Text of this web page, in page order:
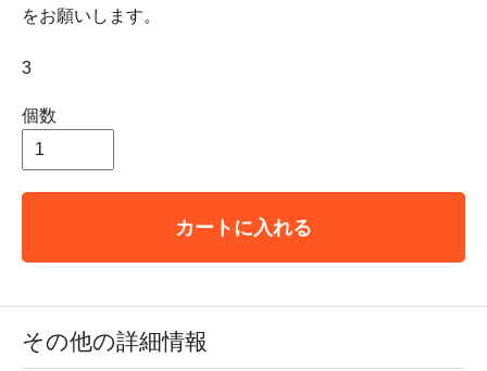
をお願いします。
3
個数
カートに入れる
その他の詳細情報